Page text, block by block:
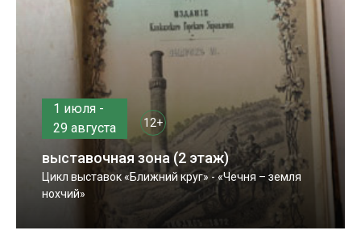
1 июля -
29 августа
12+
выставочная зона (2 этаж)
Цикл выставок «Ближний круг» - «Чечня – земля
нохчий»